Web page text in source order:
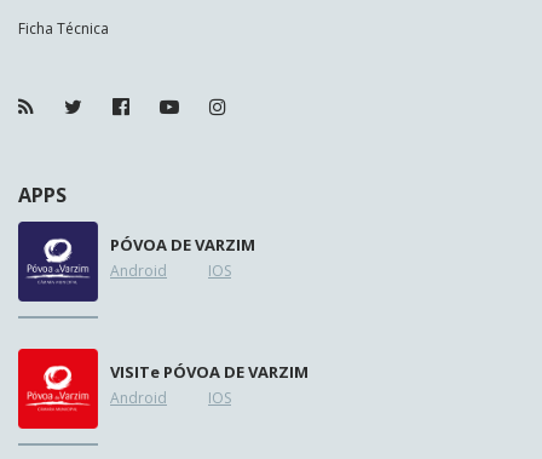
Ficha Técnica
APPS
PÓVOA DE VARZIM
Android IOS
VISITe PÓVOA DE VARZIM
Android IOS